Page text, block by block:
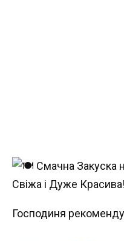
Господиня